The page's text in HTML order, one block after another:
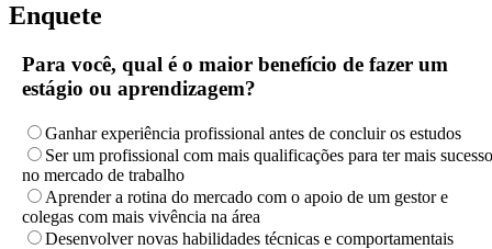
Enquete
Para você, qual é o maior benefício de fazer um
estágio ou aprendizagem?
Ganhar experiência profissional antes de concluir os estudos
Ser um profissional com mais qualificações para ter mais sucesso
no mercado de trabalho
Aprender a rotina do mercado com o apoio de um gestor e
colegas com mais vivência na área
Desenvolver novas habilidades técnicas e comportamentais